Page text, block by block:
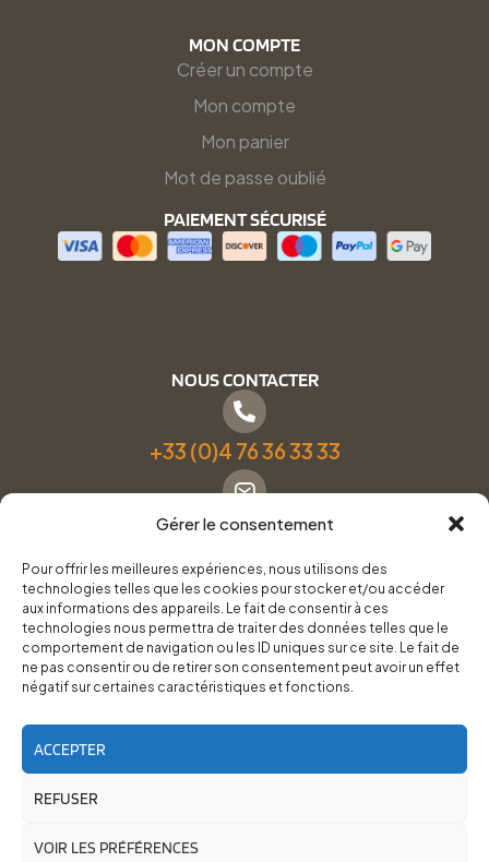
Gérer le consentement
Pour offrir les meilleures expériences, nous utilisons des
technologies telles que les cookies pour stocker et/ou accéder
aux informations des appareils. Le fait de consentir à ces
technologies nous permettra de traiter des données telles que le
comportement de navigation ou les ID uniques sur ce site. Le fait de
ne pas consentir ou de retirer son consentement peut avoir un effet
négatif sur certaines caractéristiques et fonctions.
ACCEPTER
REFUSER
VOIR LES PRÉFÉRENCES
MON COMPTE
Créer un compte
Mon compte
Mon panier
Mot de passe oublié
PAIEMENT SÉCURISÉ
NOUS CONTACTER
+33 (0)4 76 36 33 33
Formulaire de contact
Pneus Services Loisirs - Garage Point S - 28 Bd Denfert
Rochereau, 38500 Voiron
RoadTrip Équipement/Pneus Services Loisirs - 2026